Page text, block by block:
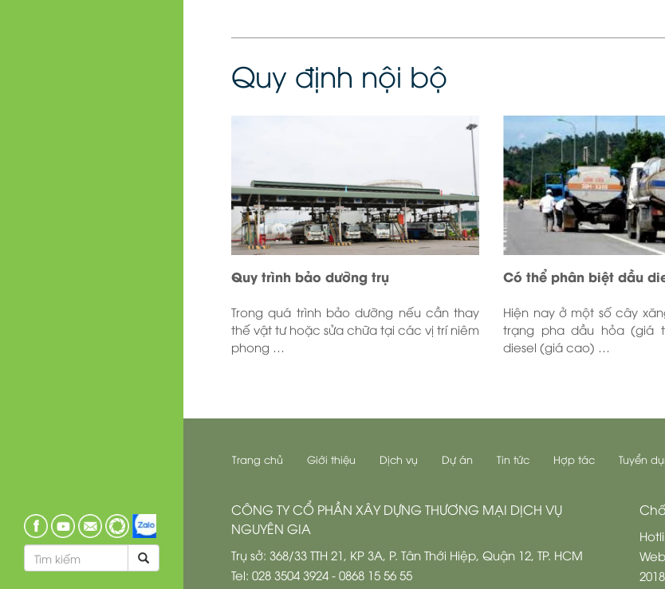
Quy định nội bộ
Quy trình bảo dưỡng trụ
Trong quá trình bảo dưỡng nếu cần thay
thế vật tư hoặc sửa chữa tại các vị trí niêm
phong …
Có thể phân biệt dầu
Hiện nay ở một số cây
trạng pha dầu hỏa (giá
diesel (giá cao) …
Trang chủ Giới thiệu Dịch vụ Dự án Tin tức Hợp tác Tuyển
CÔNG TY CỔ PHẦN XÂY DỰNG THƯƠNG MẠI DỊCH VỤ
NGUYÊN GIA
Trụ sở: 368/33 TTH 21, KP 3A, P. Tân Thới Hiệp, Quận 12, TP. HCM
Tel: 028 3504 3924 - 0868 15 56 55